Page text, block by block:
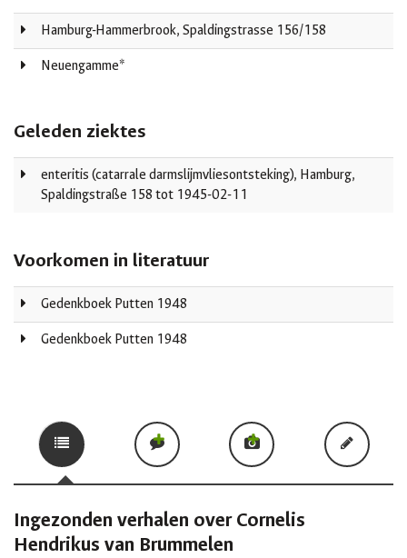
Hamburg-Hammerbrook, Spaldingstrasse 156/158
Neuengamme*
Geleden ziektes
enteritis (catarrale darmslijmvliesontsteking), Hamburg,
Spaldingstraße 158 tot 1945-02-11
Voorkomen in literatuur
Gedenkboek Putten 1948
Gedenkboek Putten 1948
Ingezonden verhalen over Cornelis
Hendrikus van Brummelen